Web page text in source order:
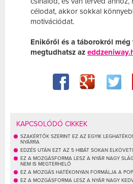
célodat, akkor sokkal
motivációdat.
Enikőről és a táborokról
megtudhatsz az
KAPCSOLÓDÓ CIKKEK
SZAKÉRTŐK SZERINT EZ AZ EGYIK
NYÁRRA
EDZÉS UTÁN EZT AZ 5 HIBÁT SOKAN
EZ A MOZGÁSFORMA LESZ A NYÁR NAGY
NEM IS MEGTERHELŐ
EZ A MOZGÁS HATÉKONYAN FORMÁLJA A
EZ A MOZGÁSFORMA LESZ A NYÁR NAGY